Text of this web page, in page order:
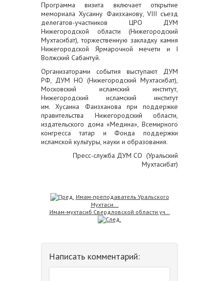
Программа визита включает открытие
мемориала Хусаину Фаизханову, VIII съезд
делегатов-участников ЦРО ДУМ
Нижегородской области (Нижегородский
Мухтасибат), торжественную закладку камня
Нижегородской Ярмарочной мечети и I
Волжский Сабантуй.
Организаторами события выступают ДУМ
РФ, ДУМ НО (Нижегородский Мухтасибат),
Московский исламский институт,
Нижегородский исламский институт
им. Хусаина Фаизханова при поддержке
правительства Нижегородский области,
издательского дома «Медина», Всемирного
конгресса татар и Фонда поддержки
исламской культуры, науки и образования.
Пресс-служба ДУМ СО (Уральский
Мухтасибат)
Имам-преподаватель Уральского
Мухтаси...
Имам-мухтасиб Свердловской области уч...
Написать комментарий: